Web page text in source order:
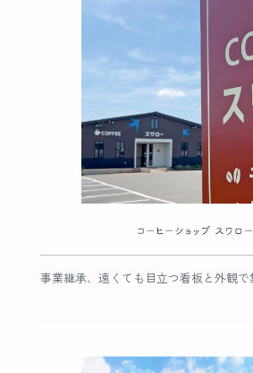
事業継承、遠くても目立つ看板と外観で